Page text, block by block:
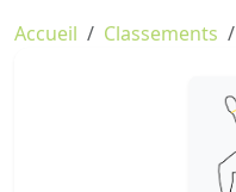
Accueil Classements